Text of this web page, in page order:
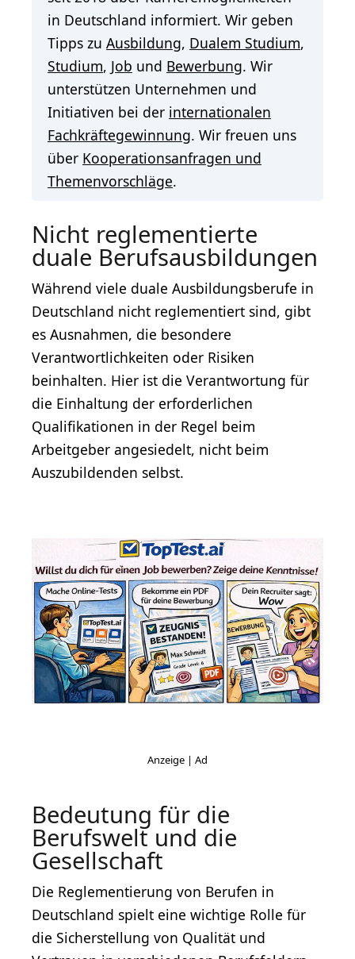
in Deutschland informiert. Wir geben
Tipps zu Ausbildung, Dualem Studium,
Studium, Job und Bewerbung. Wir
unterstützen Unternehmen und
Initiativen bei der internationalen
Fachkräftegewinnung. Wir freuen uns
über Kooperationsanfragen und
Themenvorschläge.
Nicht reglementierte
duale Berufsausbildungen
Während viele duale Ausbildungsberufe in
Deutschland nicht reglementiert sind, gibt
es Ausnahmen, die besondere
Verantwortlichkeiten oder Risiken
beinhalten. Hier ist die Verantwortung für
die Einhaltung der erforderlichen
Qualifikationen in der Regel beim
Arbeitgeber angesiedelt, nicht beim
Auszubildenden selbst.
Bedeutung für die
Berufswelt und die
Gesellschaft
Die Reglementierung von Berufen in
Deutschland spielt eine wichtige Rolle für
die Sicherstellung von Qualität und